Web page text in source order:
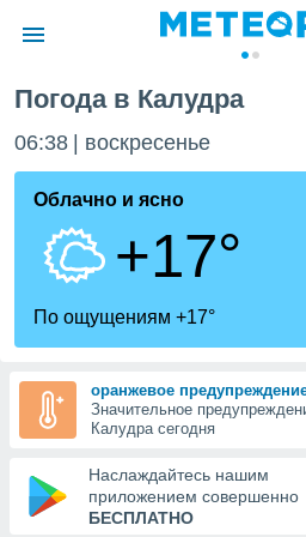
о
Вы можете
к этому
доступ
Погода в Калудра
06:38 воскресенье
Облачно и ясно
+17°
По ощущениям +17°
оранжевое
Значительное
Калудра сегодня
Наслаждайтесь нашим
приложением совершенно
БЕСПЛАТНО